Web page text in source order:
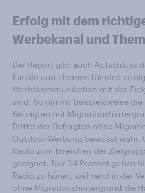
Erfolg mit dem
Werbekanal und
Der Report gibt auch Aufschluss
Kanäle und Themen für eine
Werbekommunikation mit der
sind. So nimmt beispielsweise die
Befragten mit
Drittel der Befragten ohne
Outdoor-Werbung bewusst wahr.
Radio zum Erreichen der
geeignet. Nur 34 Prozent geben
Radio zu hören, während in der
ohne Migrationshintergrund die